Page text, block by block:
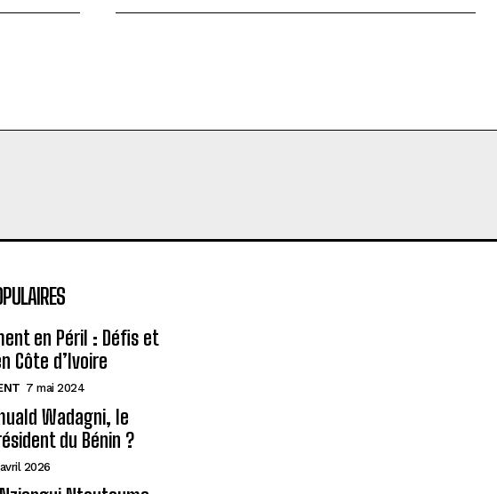
en Péril : Défis et
Côte d’Ivoire
7 mai 2024
Wadagni, le
du Bénin ?
2026